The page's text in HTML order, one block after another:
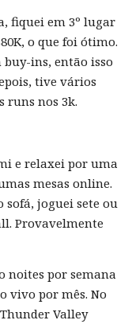
fiquei em 3º lugar
o que foi ótimo.
buy-ins, então isso
tive vários
runs nos 3k.
e relaxei por uma
mesas online.
joguei sete ou
Provavelmente
noites por semana
vivo por mês. No
Valley